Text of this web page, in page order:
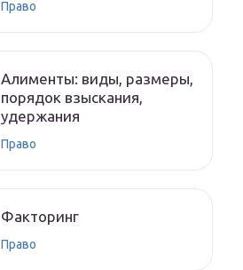
Право
Алименты: виды, размеры,
порядок взыскания,
удержания
Право
Факторинг
Право